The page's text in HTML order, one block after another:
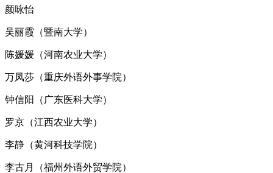
颜咏怡
吴丽霞（暨南大学）
陈媛媛（河南农业大学）
万凤莎（重庆外语外事学院）
钟信阳（广东医科大学）
罗京（江西农业大学）
李静（黄河科技学院）
李古月（福州外语外贸学院）